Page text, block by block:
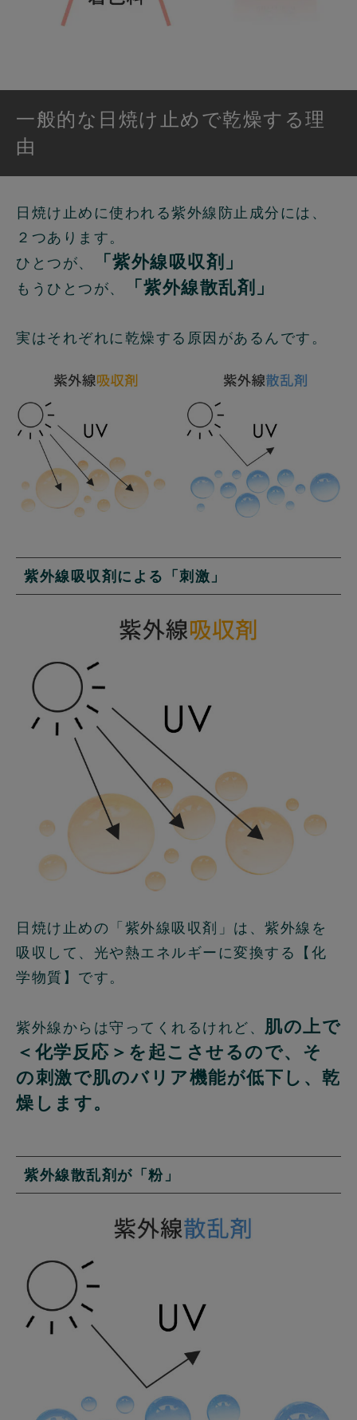
一般的な日焼け止めで乾燥する理
由
日焼け止めに使われる紫外線防止成分には、
２つあります。
ひとつが、
「紫外線吸収剤」
もうひとつが、 「紫外線散乱剤」
実はそれぞれに乾燥する原因があるんです。
紫外線吸収剤による「刺激」
日焼け止めの「紫外線吸収剤」は、紫外線を
吸収して、光や熱エネルギーに変換する【化
学物質】です。
紫外線からは守ってくれるけれど、 肌の上で
＜化学反応＞を起こさせるので、そ
の刺激で肌のバリア機能が低下し、乾
燥します。
紫外線散乱剤が「粉」